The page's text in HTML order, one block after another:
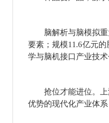
脑解析与脑模拟重
要素；规模11.6亿元
学与脑机接口产业技
抢位才能进位。上
优势的现代化产业体